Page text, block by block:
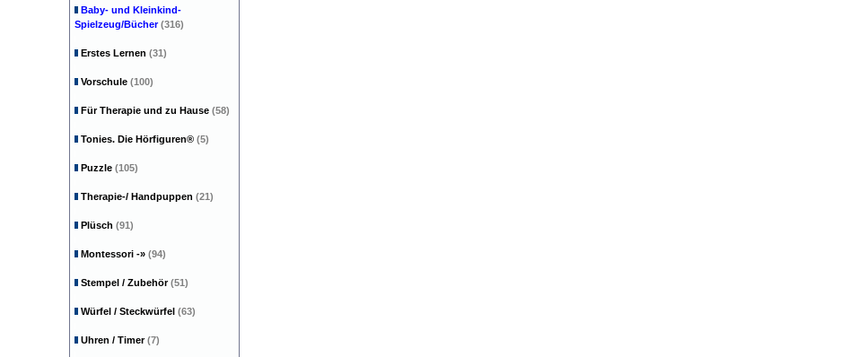
Baby- und Kleinkind-
Spielzeug/Bücher (316)
Erstes Lernen (31)
Vorschule (100)
Für Therapie und zu Hause (58)
Tonies. Die Hörfiguren® (5)
Puzzle (105)
Therapie-/ Handpuppen (21)
Plüsch (91)
Montessori -» (94)
Stempel / Zubehör(51)
Würfel / Steckwürfel (63)
Uhren / Timer(7)